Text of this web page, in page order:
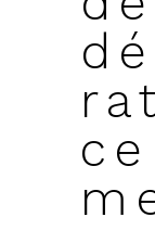
ce